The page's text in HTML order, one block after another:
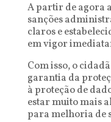
A partir de agora
sanções
claros e
em vigor
Com isso, o
garantia da
à proteção de
estar muito mais
para melhoria de